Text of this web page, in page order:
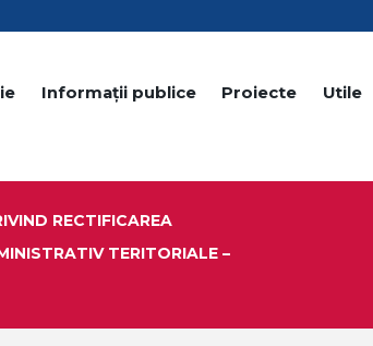
Informații publice Proiecte Utile
RECTIFICAREA
TERITORIALE –